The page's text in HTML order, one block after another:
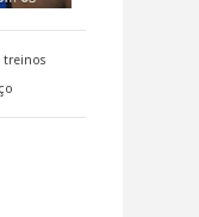
treinos